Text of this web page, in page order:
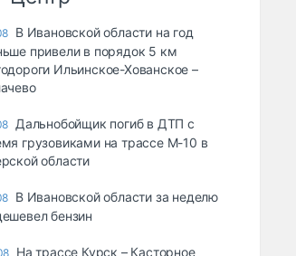
В Ивановской области на год
привели в порядок 5 км
Ильинское-Хованское –
Дальнобойщик погиб в ДТП с
грузовиками на трассе М-10 в
области
В Ивановской области за неделю
бензин
На трассе Курск – Касторное